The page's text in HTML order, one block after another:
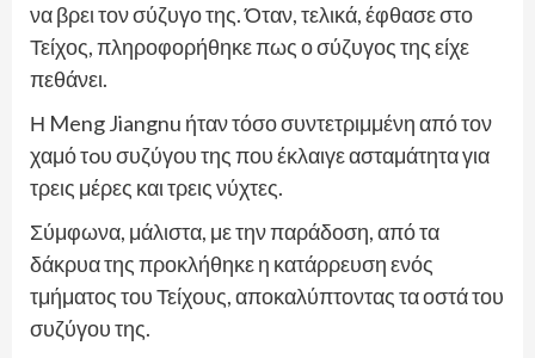
να βρει τον σύζυγο της. Όταν, τελικά, έφθασε στο
Τείχος, πληροφορήθηκε πως ο σύζυγος της είχε
πεθάνει.
Η Meng Jiangnu ήταν τόσο συντετριμμένη από τον
χαμό τoυ συζύγου της που έκλαιγε ασταμάτητα για
τρεις μέρες και τρεις νύχτες.
Σύμφωνα, μάλιστα, με την παράδοση, από τα
δάκρυα της προκλήθηκε η κατάρρευση ενός
τμήματος του Τείχους, αποκαλύπτοντας τα οστά του
συζύγου της.